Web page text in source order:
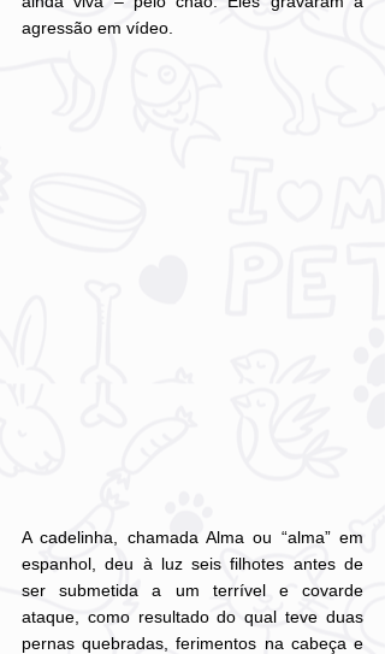
agressão em vídeo.
A cadelinha, chamada Alma ou “alma” em
espanhol, deu à luz seis filhotes antes de
ser submetida a um terrível e covarde
ataque, como resultado do qual teve duas
pernas quebradas, ferimentos na cabeça e